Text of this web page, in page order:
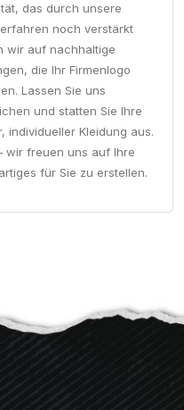
das durch unsere
noch verstärkt
wir auf nachhaltige
die Ihr Firmenlogo
Lassen Sie uns
und statten Sie Ihre
individueller Kleidung aus.
wir freuen uns auf Ihre
für Sie zu erstellen.